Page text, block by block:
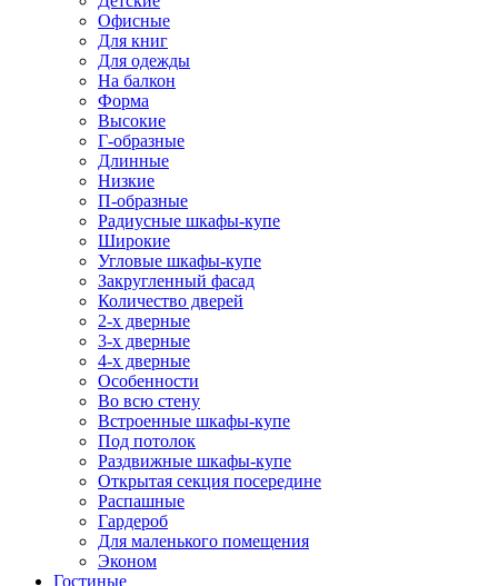
Офисные
Для книг
Для одежды
На балкон
Форма
Высокие
Г-образные
Длинные
Низкие
П-образные
Радиусные шкафы-купе
Широкие
Угловые шкафы-купе
Закругленный фасад
Количество дверей
2-х дверные
3-х дверные
4-х дверные
Особенности
Во всю стену
Встроенные шкафы-купе
Под потолок
Раздвижные шкафы-купе
Открытая секция посередине
Распашные
Гардероб
Для маленького помещения
Эконом
Гостиные